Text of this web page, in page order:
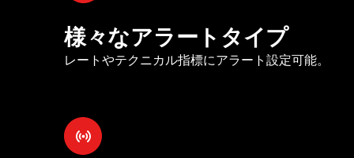
様々なアラートタイプ
レートやテクニカル指標にアラート設定可能。